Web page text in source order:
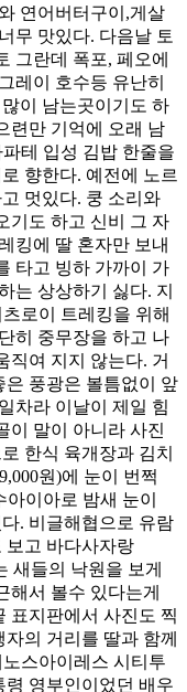
연어버터구이,게살
무 맛있다. 다음날 토
그란데 폭포, 페오에
레이 호수등 유난히
이 남는곳이기도 하
련만 기억에 오래 남
테 입성 김밥 한줄을
향한다. 예전에 노르
멋있다. 쿵 소리와
기도 하고 신비 그 자
킹에 딸 혼자만 보내
타고 빙하 가까이 가
는 상상하기 싫다. 지
로이 트레킹을 위해
히 중무장을 하고 나
직여 지지 않는다. 거
은 풍광은 볼틈없이 앞
차라 이날이 제일 힘
이 말이 아니라 사진
한식 육개장과 김치
원)에 눈이 번쩍
이아로 밤새 눈이
. 비글해협으로 유람
보고 바다사자랑
새들의 낙원을 보게
해서 볼수 있다는게
표지판에서 사진도 찍
의 거리를 딸과 함께
스아이레스 시티투
령 영부인이었던 배우